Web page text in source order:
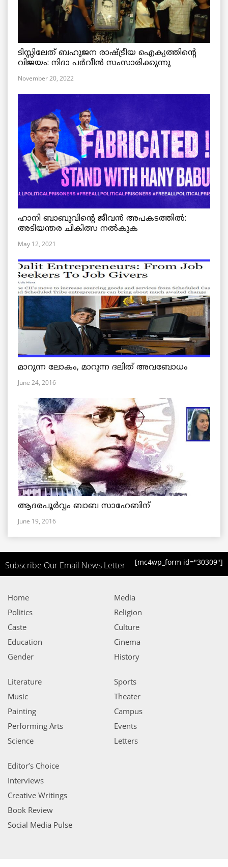
ടിസ്സിലേത് ബഹുജന രാഷ്ട്രീയ ഐക്യത്തിന്റെ
വിജയം: നിദാ പർവീൻ സംസാരിക്കുന്നു
November 20, 2022
ഹാനി ബാബുവിന്റെ ജീവൻ അപകടത്തിൽ:
അടിയന്തര ചികിത്സ നൽകുക
May 12, 2021
മാറുന്ന ലോകം, മാറുന്ന ദലിത് അവബോധം
June 24, 2016
ആദരപൂര്‍വ്വം ബാബ സാഹേബിന്
June 19, 2016
Subscribe Our Email News Letter [mc4wp_form id="30309"]
Home
Politics
Caste
Education
Gender
Media
Religion
Culture
Cinema
History
Literature
Music
Painting
Performing Arts
Science
Sports
Theater
Campus
Events
Letters
Editor’s Choice
Interviews
Creative Writings
Book Review
Social Media Pulse